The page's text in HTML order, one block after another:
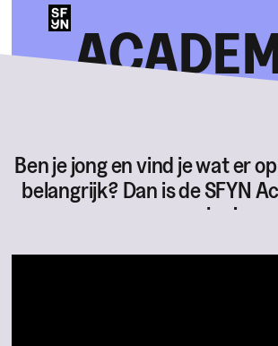
Ben je jong en vind je wat er
belangrijk? Dan is de SFYN
voor jou!